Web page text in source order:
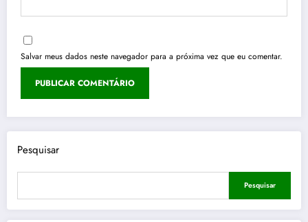
Salvar meus dados neste navegador para a próxima vez que eu comentar.
Pesquisar
Pesquisar